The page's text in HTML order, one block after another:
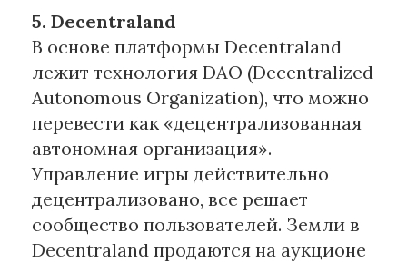
5. Decentraland
В основе платформы Decentraland
лежит технология DAO (Decentralized
Autonomous Organization), что можно
перевести как «децентрализованная
автономная организация».
Управление игры действительно
децентрализовано, все решает
сообщество пользователей. Земли в
Decentraland продаются на аукционе